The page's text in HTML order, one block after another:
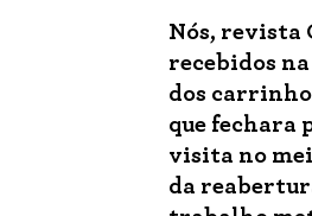
Nós, revista
recebidos
dos
que fechara
visita no
da